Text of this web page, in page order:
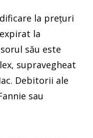
la prețuri
la
său este
supravegheat
Debitorii ale
sau